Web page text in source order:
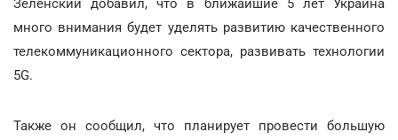
Зеленский добавил, что в ближайшие 5 лет Украина
много внимания будет уделять развитию качественного
телекоммуникационного сектора, развивать технологии
5G.
Также он сообщил, что планирует провести большую